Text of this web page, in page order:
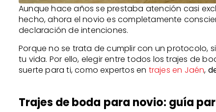
Aunque hace años se prestaba atención casi
hecho, ahora el novio es completamente
declaración de intenciones.
Porque no se trata de cumplir con un protocolo,
tu vida. Por ello, elegir entre todos los trajes de
suerte para ti, como expertos en trajes en Jaén,
Trajes de boda para novio: guía